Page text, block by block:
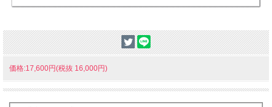
価格:17,600円(税抜 16,000円)